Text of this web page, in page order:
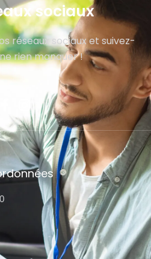
sociaux
réseaux sociaux et suivez-
rien manquer !